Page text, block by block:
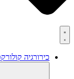
כירורגיה